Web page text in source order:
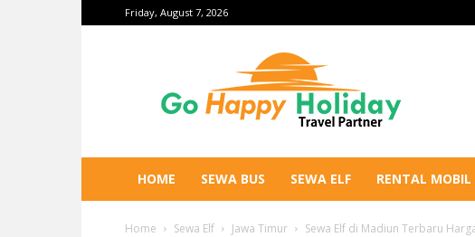
Friday, August 7, 2026
Holiday
HOME SEWA BUS SEWA ELF RENTAL MOBIL
Home Sewa Elf Jawa Timur Sewa Elf di Madiun Terbaru